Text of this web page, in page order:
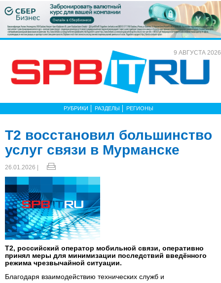
9 АВГУСТА 2026
РУБРИКИ РАЗДЕЛЫ РЕГИОНЫ
Т2 восстановил большинство
услуг связи в Мурманске
26.01.2026 |
Т2, российский оператор мобильной связи, оперативно
принял меры для минимизации последствий введённого
режима чрезвычайной ситуации.
Благодаря взаимодействию технических служб и